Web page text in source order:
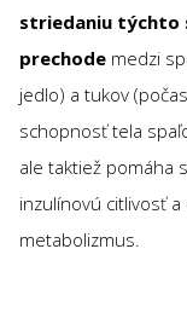
striedaniu týchto
prechode medzi
jedlo) a tukov
schopnosť tela
ale taktiež pomáha
inzulínovú citlivosť
metabolizmus.